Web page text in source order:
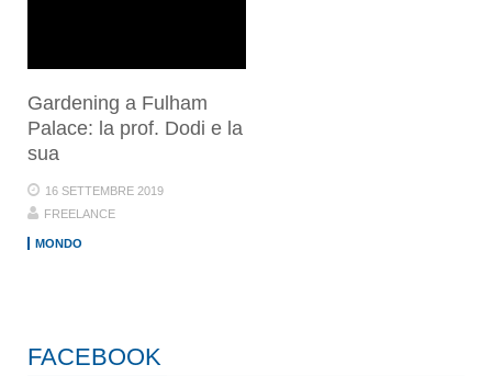
Gardening a Fulham
Palace: la prof. Dodi e la
sua
16 SETTEMBRE 2019
FREELANCE
MONDO
FACEBOOK